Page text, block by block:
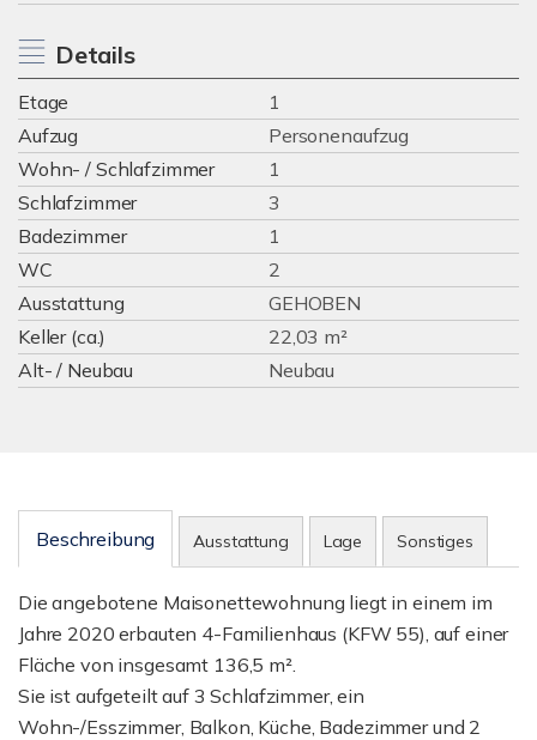
Details
Etage
1
Aufzug
Personenaufzug
Wohn- / Schlafzimmer
1
Schlafzimmer
3
Badezimmer
1
WC
2
Ausstattung
GEHOBEN
Keller (ca.)
22,03 m²
Alt- / Neubau
Neubau
Beschreibung Ausstattung Lage Sonstiges
Die angebotene Maisonettewohnung liegt in einem im
Jahre 2020 erbauten 4-Familienhaus (KFW 55), auf einer
Fläche von insgesamt 136,5 m².
Sie ist aufgeteilt auf 3 Schlafzimmer, ein
Wohn-/Esszimmer, Balkon, Küche, Badezimmer und 2